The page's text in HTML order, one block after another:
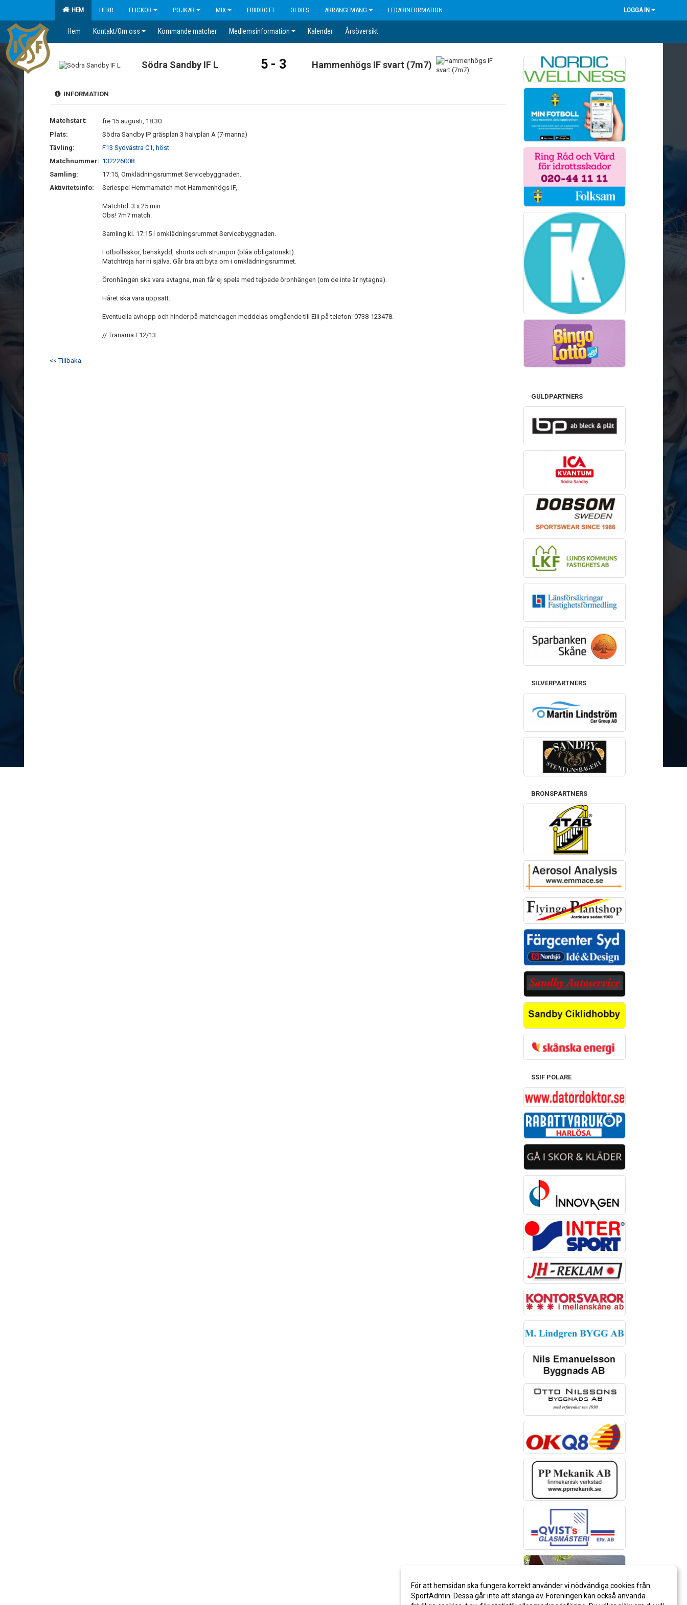
HEM HERR FLICKOR POJKAR MIX FRIIDROTT OLDIES ARRANGEMANG LEDARINFORMATION LOGGA IN
Hem Kontakt/Om oss Kommande matcher Medlemsinformation Kalender Årsöversikt
Södra Sandby IF L 5 - 3 Hammenhögs IF svart (7m7)
INFORMATION
Matchstart:
fre 15 augusti, 18:30
Plats:
Södra Sandby IP gräsplan 3 halvplan A (7-manna)
Tävling:
F13 Sydvästra C1, höst
Matchnummer: 132226008
Samling:
17:15, Omklädningsrummet Servicebyggnaden.
Aktivitetsinfo:
Seriespel Hemmamatch mot Hammenhögs IF,
Matchtid: 3 x 25 min
Obs! 7m7 match.
Samling kl. 17:15 i omklädningsrummet Servicebyggnaden.
Fotbollsskor, benskydd, shorts och strumpor (blåa obligatoriskt).
Matchtröja har ni själva. Går bra att byta om i omklädningsrummet.
Öronhängen ska vara avtagna, man får ej spela med tejpade öronhängen (om de inte är nytagna).
Håret ska vara uppsatt.
Eventuella avhopp och hinder på matchdagen meddelas omgående till Elli på telefon: 0738-123478.
// Tränarna F12/13
<< Tillbaka
GULDPARTNERS
SILVERPARTNERS
BRONSPARTNERS
SSIF POLARE
För att hemsidan ska fungera korrekt använder vi nödvändiga cookies från
SportAdmin. Dessa går inte att stänga av. Föreningen kan också använda